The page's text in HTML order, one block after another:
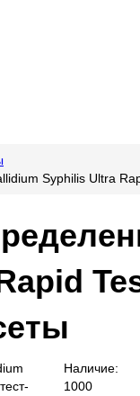
Syphilis Ultra
Наличие:
1000